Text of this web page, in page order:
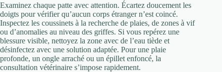
Examinez chaque patte avec attention. Écartez doucement les
doigts pour vérifier qu’aucun corps étranger n’est coincé.
Inspectez les coussinets à la recherche de plaies, de zones à vif
ou d’anomalies au niveau des griffes. Si vous repérez une
blessure visible, nettoyez la zone avec de l’eau tiède et
désinfectez avec une solution adaptée. Pour une plaie
profonde, un ongle arraché ou un épillet enfoncé, la
consultation vétérinaire s’impose rapidement.